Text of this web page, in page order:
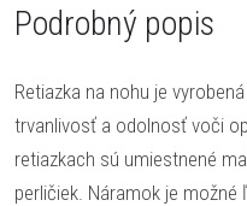
Podrobný popis
Retiazka na nohu je
trvanlivosť a odolnosť voči
retiazkach sú umiestnené
perličiek. Náramok je